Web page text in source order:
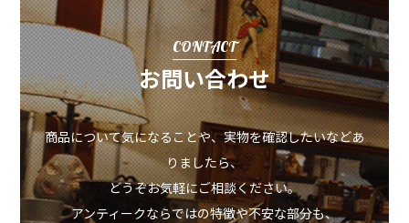
CONTACT
お問い合わせ
商品について気になることや、実物を確認したいなどあ
りましたら、
どうぞお気軽にご相談ください。
アンティークならではの特徴や不安な部分も、